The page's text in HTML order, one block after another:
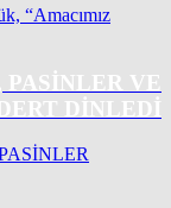
VE
DİNLEDİ